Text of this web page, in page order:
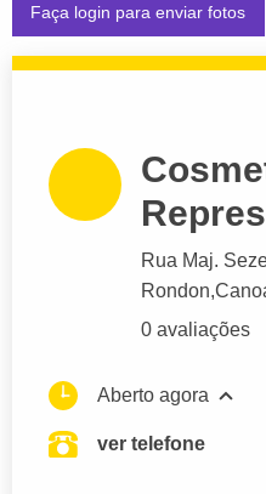
Faça login para enviar fotos
Repres
Rua Maj.
Rondon,
0 avaliações
Aberto agora
ver telefone